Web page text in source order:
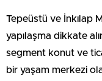
Tepeüstü ve İnkılap
yapılaşma dikkate
segment konut ve
bir yaşam merkezi